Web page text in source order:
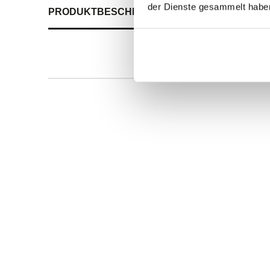
der Dienste gesammelt
PRODUKTBESCHREIBUNGALLE